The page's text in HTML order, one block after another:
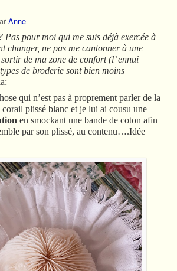
Anne
Pas pour moi qui me suis déjà exercée à
changer, ne pas me cantonner à une
de ma zone de confort (l’ ennui
de broderie sont bien moins
qui n’est pas à proprement parler de la
corail plissé blanc et je lui ai cousu une
en smockant une bande de coton afin
par son plissé, au contenu….Idée